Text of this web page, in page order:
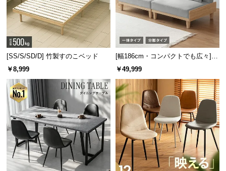
[SS/S/SD/D] 竹製すのこベッド
￥8,999
[幅186cm・コンパクトでも広々] 3
人掛けソファベッド リクライニン
グ 天然木フレーム 北欧
￥49,999